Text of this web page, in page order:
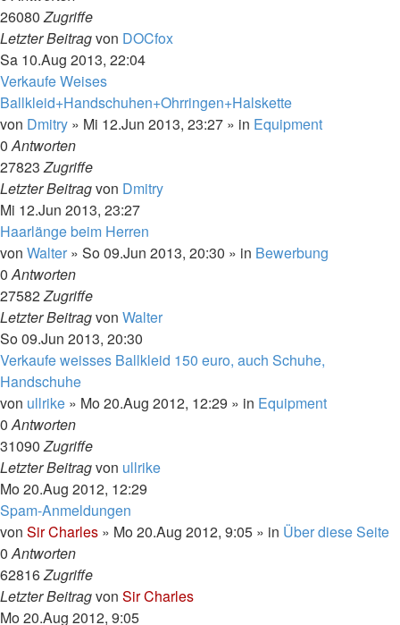
26080Zugriffe
Letzter Beitragvon DOCfox
Sa 10.Aug 2013, 22:04
Verkaufe Weises
Ballkleid+Handschuhen+Ohrringen+Halskette
von Dmitry » Mi 12.Jun 2013, 23:27 » in Equipment
0Antworten
27823Zugriffe
Letzter Beitragvon Dmitry
Mi 12.Jun 2013, 23:27
Haarlänge beim Herren
von Walter » So 09.Jun 2013, 20:30 » in Bewerbung
0Antworten
27582Zugriffe
Letzter Beitragvon Walter
So 09.Jun 2013, 20:30
Verkaufe weisses Ballkleid 150 euro, auch Schuhe,
Handschuhe
von ullrike » Mo 20.Aug 2012, 12:29 » in Equipment
0Antworten
31090Zugriffe
Letzter Beitragvon ullrike
Mo 20.Aug 2012, 12:29
Spam-Anmeldungen
von Sir Charles » Mo 20.Aug 2012, 9:05 » in Über diese Seite
0Antworten
62816Zugriffe
Letzter Beitragvon Sir Charles
Mo 20.Aug 2012, 9:05